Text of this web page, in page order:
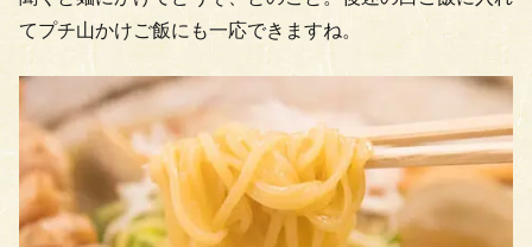
てプチ山かけご飯にも一応できますね。